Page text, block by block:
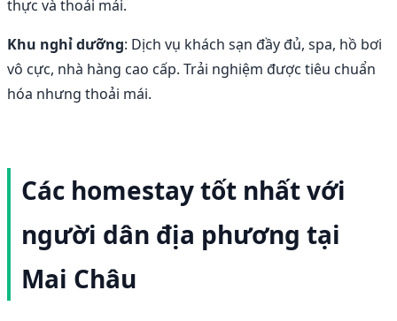
thực và thoải mái.
Khu nghỉ dưỡng: Dịch vụ khách sạn đầy đủ, spa, hồ bơi
vô cực, nhà hàng cao cấp. Trải nghiệm được tiêu chuẩn
hóa nhưng thoải mái.
Các homestay tốt nhất với
người dân địa phương tại
Mai Châu